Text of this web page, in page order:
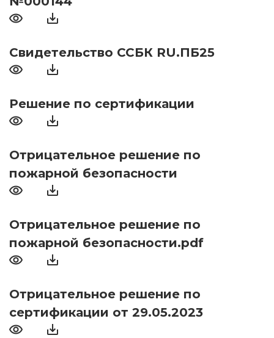
Свидетельство ССБК RU.ПБ25
Решение по сертификации
Отрицательное решение по
пожарной безопасности
Отрицательное решение по
пожарной безопасности.pdf
Отрицательное решение по
сертификации от 29.05.2023